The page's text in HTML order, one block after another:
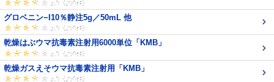
グロベニン−I10％静注5g／50mL 他
乾燥はぶウマ抗毒素注射用6000単位「KMB」
乾燥ガスえそウマ抗毒素注射用「KMB」